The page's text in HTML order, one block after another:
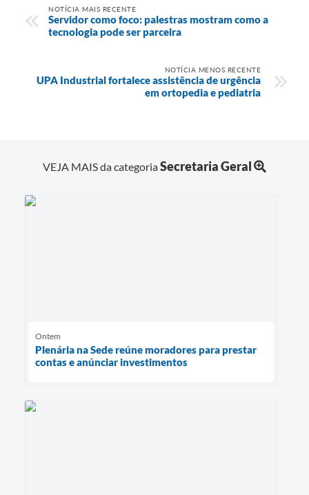
NOTÍCIA MAIS RECENTE
Servidor como foco: palestras mostram como a
tecnologia pode ser parceira
NOTÍCIA MENOS RECENTE
UPA Industrial fortalece assistência de urgência
em ortopedia e pediatria
VEJA MAIS da categoriaSecretaria Geral
Ontem
Plenária na Sede reúne moradores para prestar
contas e anúnciar investimentos